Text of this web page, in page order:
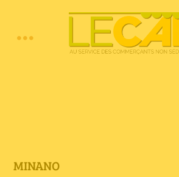
Toggle
MINANO